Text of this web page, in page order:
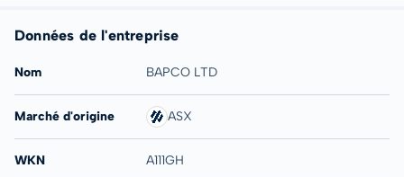
Données de l'entreprise
Nom BAPCO LTD
Marché d'origine ASX
WKN A111GH